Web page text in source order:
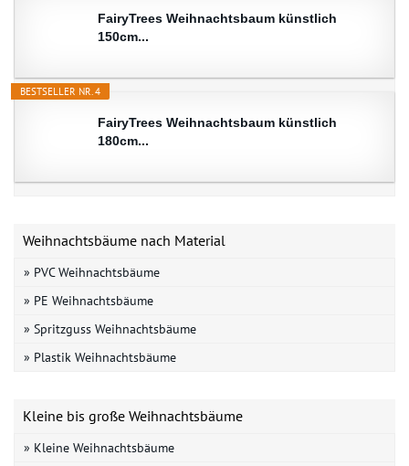
FairyTrees Weihnachtsbaum künstlich
150cm...
BESTSELLER NR. 4
FairyTrees Weihnachtsbaum künstlich
180cm...
Weihnachtsbäume nach Material
» PVC Weihnachtsbäume
» PE Weihnachtsbäume
» Spritzguss Weihnachtsbäume
» Plastik Weihnachtsbäume
Kleine bis große Weihnachtsbäume
» Kleine Weihnachtsbäume